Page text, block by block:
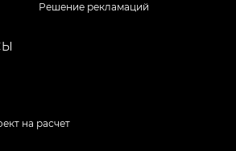
Решение рекламаций
на расчет